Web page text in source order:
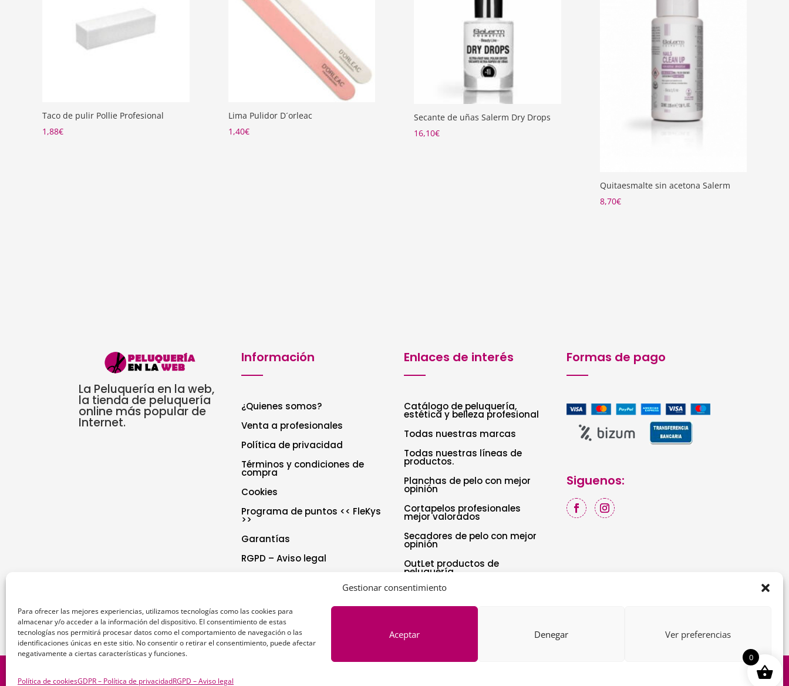
Gestionar consentimiento
Para ofrecer las mejores experiencias, utilizamos tecnologías como las cookies para
almacenar y/o acceder a la información del dispositivo. El consentimiento de estas
tecnologías nos permitirá procesar datos como el comportamiento de navegación o las
identificaciones únicas en este sitio. No consentir o retirar el consentimiento, puede afectar
negativamente a ciertas características y funciones.
Aceptar Denegar Ver preferencias
Política de cookiesGDPR – Política de privacidadRGPD – Aviso legal
Taco de pulir Pollie Profesional
1,88€
Lima Pulidor D´orleac
1,40€
Secante de uñas Salerm Dry Drops
16,10€
Quitaesmalte sin acetona Salerm
8,70€
La Peluquería en la web,
la tienda de peluquería
online más popular de
Internet.
Información
¿Quienes somos?
Venta a profesionales
Política de privacidad
Términos y condiciones de
compra
Cookies
Programa de puntos << FleKys
>>
Garantías
RGPD – Aviso legal
Enlaces de interés
Catálogo de peluquería,
estética y belleza profesional
Todas nuestras marcas
Todas nuestras líneas de
productos.
Planchas de pelo con mejor
opinión
Cortapelos profesionales
mejor valorados
Secadores de pelo con mejor
opinión
OutLet productos de
peluquería
Formas de pago
Siguenos:
0
1